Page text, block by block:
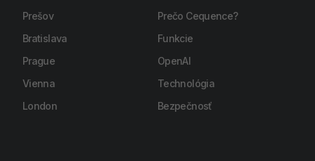
Prešov
Bratislava
Prague
Vienna
London
Prečo Cequence?
Funkcie
OpenAI
Technológia
Bezpečnosť